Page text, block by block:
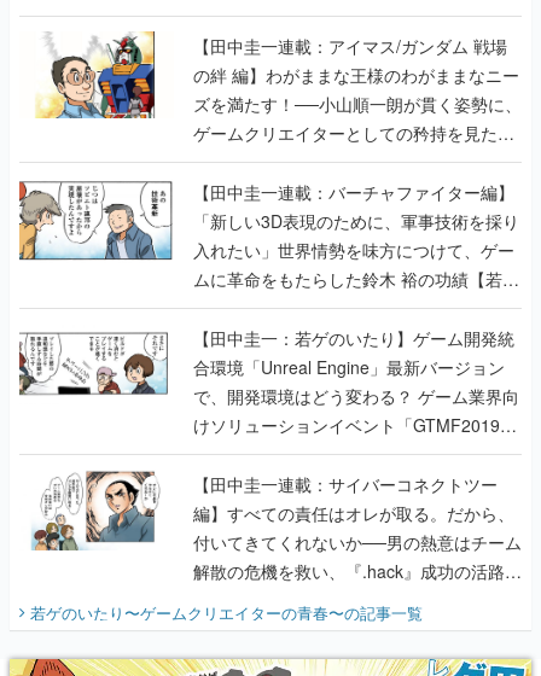
【田中圭一連載：アイマス/ガンダム 戦場
の絆 編】わがままな王様のわがままなニー
ズを満たす！──小山順一朗が貫く姿勢に、
ゲームクリエイターとしての矜持を見た
【若ゲのいたり最終回】
【田中圭一連載：バーチャファイター編】
「新しい3D表現のために、軍事技術を採り
入れたい」世界情勢を味方につけて、ゲー
ムに革命をもたらした鈴木 裕の功績【若ゲ
のいたり】
【田中圭一：若ゲのいたり】ゲーム開発統
合環境「Unreal Engine」最新バージョン
で、開発環境はどう変わる？ ゲーム業界向
けソリューションイベント「GTMF2019」
に行って、より理解を深めよう【PR】
【田中圭一連載：サイバーコネクトツー
編】すべての責任はオレが取る。だから、
付いてきてくれないか──男の熱意はチーム
解散の危機を救い、『.hack』成功の活路を
『少年ジャンプ』色だった【若ゲのいた
り】
若ゲのいたり〜ゲームクリエイターの青春〜の記事一覧